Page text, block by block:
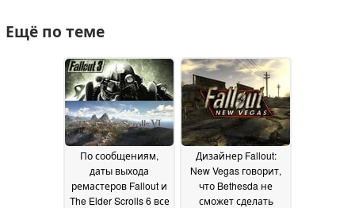
Ещё по теме
По сообщениям,
даты выхода
ремастеров Fallout и
The Elder Scrolls 6 все
Дизайнер Fallout:
New Vegas говорит,
что Bethesda не
сможет сделать